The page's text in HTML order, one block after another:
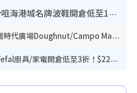
開倉優惠 | 尖沙咀海港城名牌波鞋開倉低至1折！On鞋$899起／Joy&Peace鞋履$98起
開倉優惠｜銅鑼灣時代廣場Doughnut/Campo Marzio開倉低至1折！背囊、書包、手袋劈價$200起
廚具開倉｜特福Tefal廚具/家電開倉低至3折！$220起買平底鍋/炒鑊/湯煲！電飯煲/吸塵機/燙斗$418起